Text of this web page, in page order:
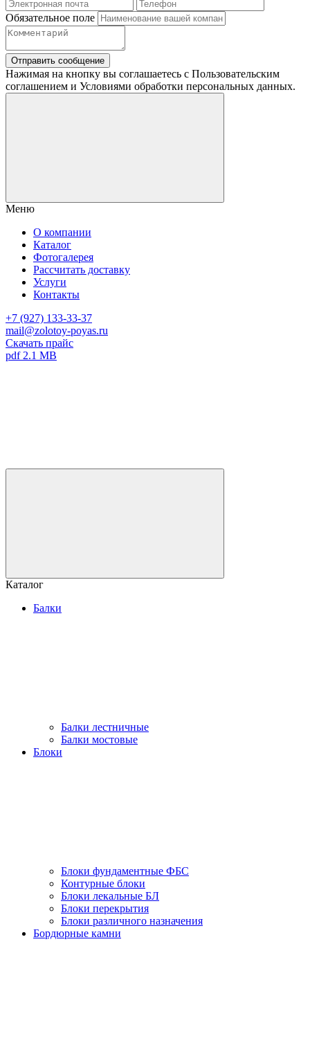
Обязательное поле
Отправить сообщение
Нажимая на кнопку вы соглашаетесь с Пользовательским
соглашением и Условиями обработки персональных данных.
Меню
О компании
Каталог
Фотогалерея
Рассчитать доставку
Услуги
Контакты
+7 (927) 133-33-37
mail@zolotoy-poyas.ru
Скачать прайс
pdf 2.1 MB
Каталог
Балки
Балки лестничные
Балки мостовые
Блоки
Блоки фундаментные ФБС
Контурные блоки
Блоки лекальные БЛ
Блоки перекрытия
Блоки различного назначения
Бордюрные камни